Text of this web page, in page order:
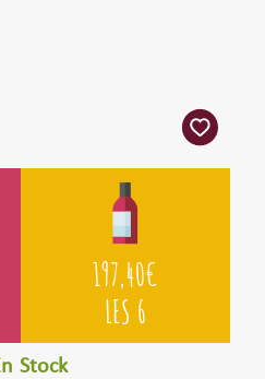
197,40€
LES 6
Stock